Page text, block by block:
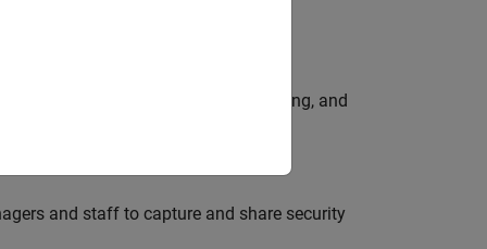
every day? Does coaching, mentoring, and
and staff to capture and share security